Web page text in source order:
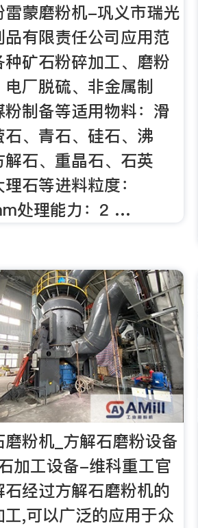
雷蒙磨粉机-巩义市瑞光
品有限责任公司应用范
种矿石粉碎加工、磨粉
电厂脱硫、非金属制
粉制备等适用物料：滑
石、青石、硅石、沸
解石、重晶石、石英
石等进料粒度：
处理能力：2 …
磨粉机_方解石磨粉设备
加工设备-维科重工官
石经过方解石磨粉机的
工,可以广泛的应用于众